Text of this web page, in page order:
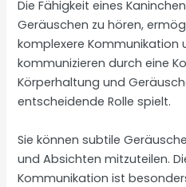
Die Fähigkeit eines
Geräuschen zu hören,
komplexere Kommunikation
kommunizieren durch eine
Körperhaltung und
entscheidende Rolle spielt.
Sie können subtile
und Absichten mitzuteilen.
Kommunikation ist